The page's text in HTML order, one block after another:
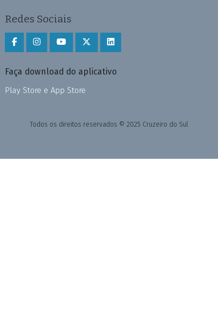
Redes Sociais
Faça download do aplicativo
Play Store e App Store
Todos os direitos reservados © 2025 Cruzeiro do Sul